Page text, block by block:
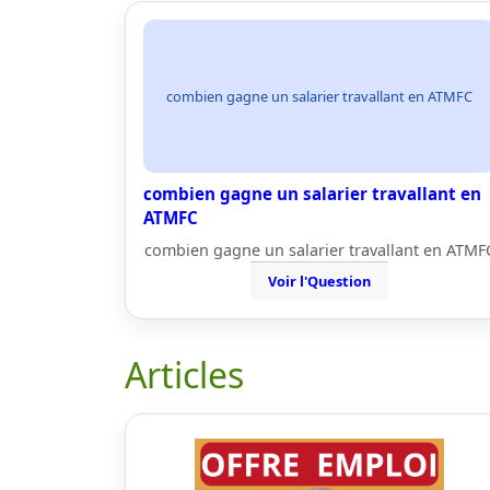
combien gagne un salarier travallant en ATMFC
combien gagne un salarier travallant en
ATMFC
combien gagne un salarier travallant en
Voir l'Question
Articles